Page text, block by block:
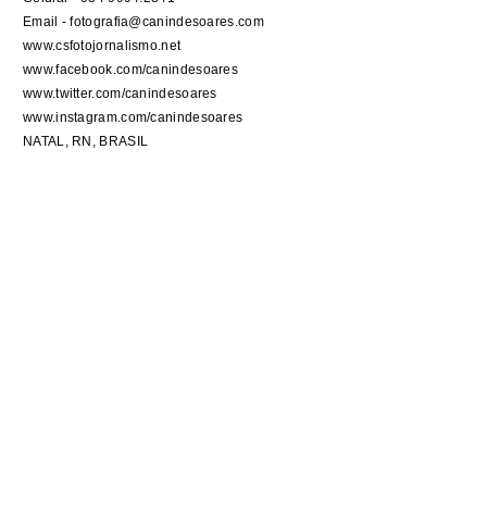
Email - fotografia@canindesoares.com
www.csfotojornalismo.net
www.facebook.com/canindesoares
www.twitter.com/canindesoares
www.instagram.com/canindesoares
NATAL, RN, BRASIL